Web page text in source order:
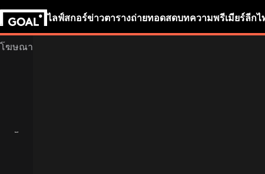
ไลฟ์สกอร์ข่าวตารางถ่ายทอดสดบทความพรีเมียร์ลีกไ